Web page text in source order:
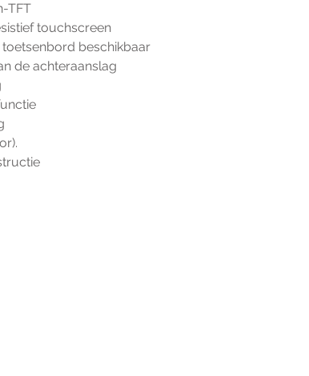
TFT
touchscreen
toetsenbord beschikbaar
de achteraanslag